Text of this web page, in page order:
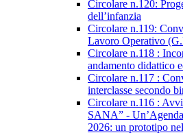
Circolare n.120:
dell’infanzia
Circolare n.119:
Lavoro Operativo
Circolare n.118 :
andamento didattico
Circolare n.117 :
interclasse secondo
Circolare n.116 :
SANA” -
2026: un prototipo